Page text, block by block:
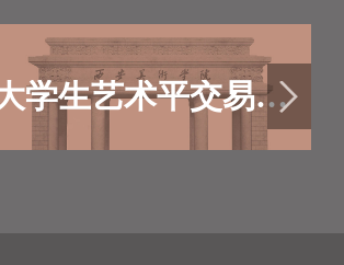
立健全普通本科高校高等职业学校和中等职
业学校家庭经济困难学生资助政策体系的意
见》(国发〔2007〕13号)精神，以及《西安
大学生艺术平交易平台